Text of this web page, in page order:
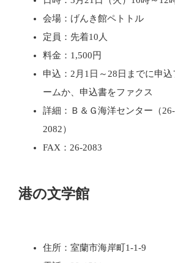
会場：げんき館ペトトル
定員：先着10人
料金：1,500円
申込：2月1日～28日までに申込
ームか、申込書をファクス
詳細：Ｂ＆Ｇ海洋センター（26-
2082）
FAX：26-2083
港の文学館
住所：室蘭市海岸町1-1-9